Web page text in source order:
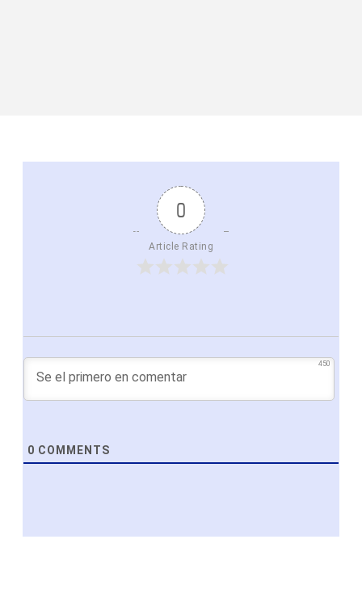
0
Article Rating
450
0 COMMENTS